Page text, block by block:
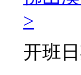
>
开班